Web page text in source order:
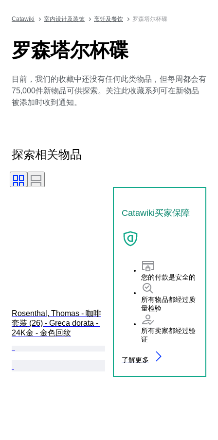
Catawiki 室内设计及装饰 烹饪及餐饮 罗森塔尔杯碟
罗森塔尔杯碟
目前，我们的收藏中还没有任何此类物品，但每周都会有
75,000件新物品可供探索。关注此收藏系列可在新物品
被添加时收到通知。
探索相关物品
Catawiki买家保障
您的付款是安全的
所有物品都经过质
量检验
所有卖家都经过验
证
了解更多
Rosenthal, Thomas - 咖啡
套装 (26) - Greca dorata -
24K金 - 金色回纹